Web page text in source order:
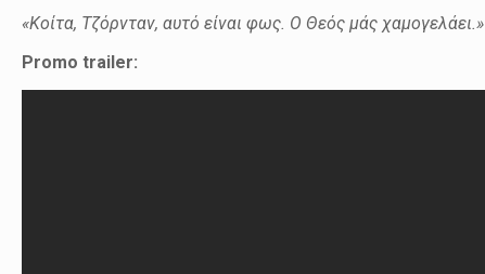
«Κοίτα, Τζόρνταν, αυτό είναι φως. Ο Θεός μάς χαμογελάει.»
Promo trailer: